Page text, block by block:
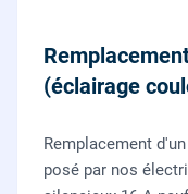
(éclairage
Remplacement
posé par nos